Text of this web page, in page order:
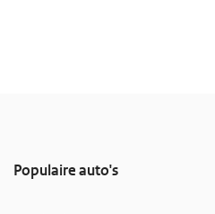
Populaire auto's